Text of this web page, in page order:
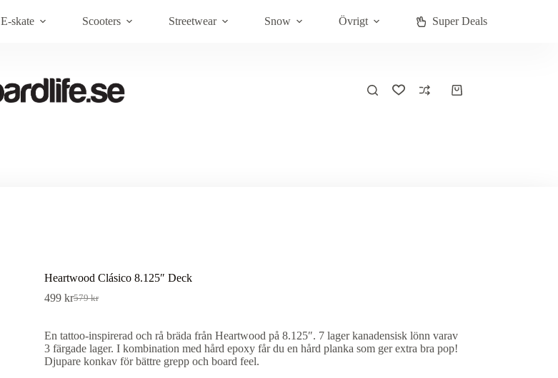
Brands Om Boardlife Kundtjänst Företag Swedish
Varukorg
E-skate Scooters Streetwear Snow Övrigt Super Deals
Heartwood Clásico 8.125″ Deck
579kr
Det
priset
var:
579 kr.
499 krDet
priset
är:
499 kr.
En tattoo-inspirerad och rå bräda från Heartwood på 8.125″. 7 lager kanadensisk lönn varav
3 färgade lager. I kombination med hård epoxy får du en hård planka som ger extra bra pop!
Djupare konkav för bättre grepp och board feel.